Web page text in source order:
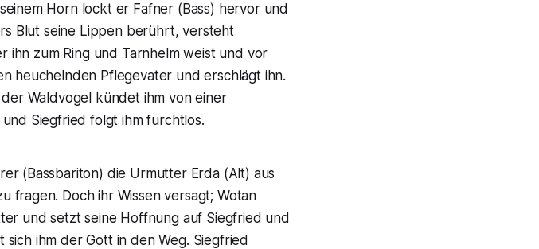
Horn lockt er Fafner (Bass) hervor und
Blut seine Lippen berührt, versteht
ihn zum Ring und Tarnhelm weist und vor
heuchelnden Pflegevater und erschlägt ihn.
Waldvogel kündet ihm von einer
Siegfried folgt ihm furchtlos.
(Bassbariton) die Urmutter Erda (Alt) aus
fragen. Doch ihr Wissen versagt; Wotan
und setzt seine Hoffnung auf Siegfried und
ihm der Gott in den Weg. Siegfried